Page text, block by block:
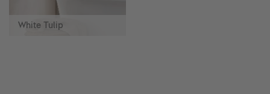
White Tulip